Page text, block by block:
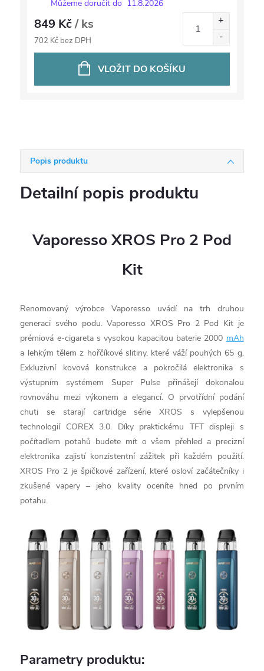
Můžeme doručit do 11.8.2026
849 Kč/ ks
702 Kč bez DPH
VLOŽIT DO KOŠÍKU
Popis produktu
Detailní popis produktu
Vaporesso XROS Pro 2 Pod
Kit
Renomovaný výrobce Vaporesso uvádí na trh druhou
generaci svého podu. Vaporesso XROS Pro 2 Pod Kit je
prémiová e-cigareta s vysokou kapacitou baterie 2000 mAh
a lehkým tělem z hořčíkové slitiny, které váží pouhých 65 g.
Exkluzivní kovová konstrukce a pokročilá elektronika s
výstupním systémem Super Pulse přinášejí dokonalou
rovnováhu mezi výkonem a elegancí. O prvotřídní podání
chuti se starají cartridge série XROS s vylepšenou
technologií COREX 3.0. Díky praktickému TFT displeji s
počítadlem potahů budete mít o všem přehled a precizní
elektronika zajistí konzistentní zážitek při každém použití.
XROS Pro 2 je špičkové zařízení, které osloví začátečníky i
zkušené vapery – jeho kvality oceníte hned po prvním
potahu.
Parametry produktu: